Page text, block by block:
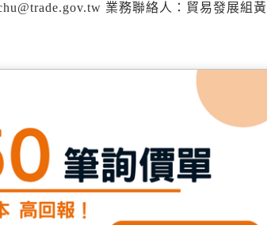
業務聯絡人：貿易發展組黃